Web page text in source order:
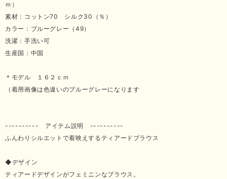
ｍ）
素材：コットン70 シルク30（％）
カラー：ブルーグレー（49）
洗濯：手洗い可
生産国：中国
＊モデル １６２ｃｍ
（着用画像は色違いのブルーグレーになります
---------- アイテム説明 ----------
ふんわりシルエットで着映えするティアードブラウス
◆デザイン
ティアードデザインがフェミニンなブラウス。